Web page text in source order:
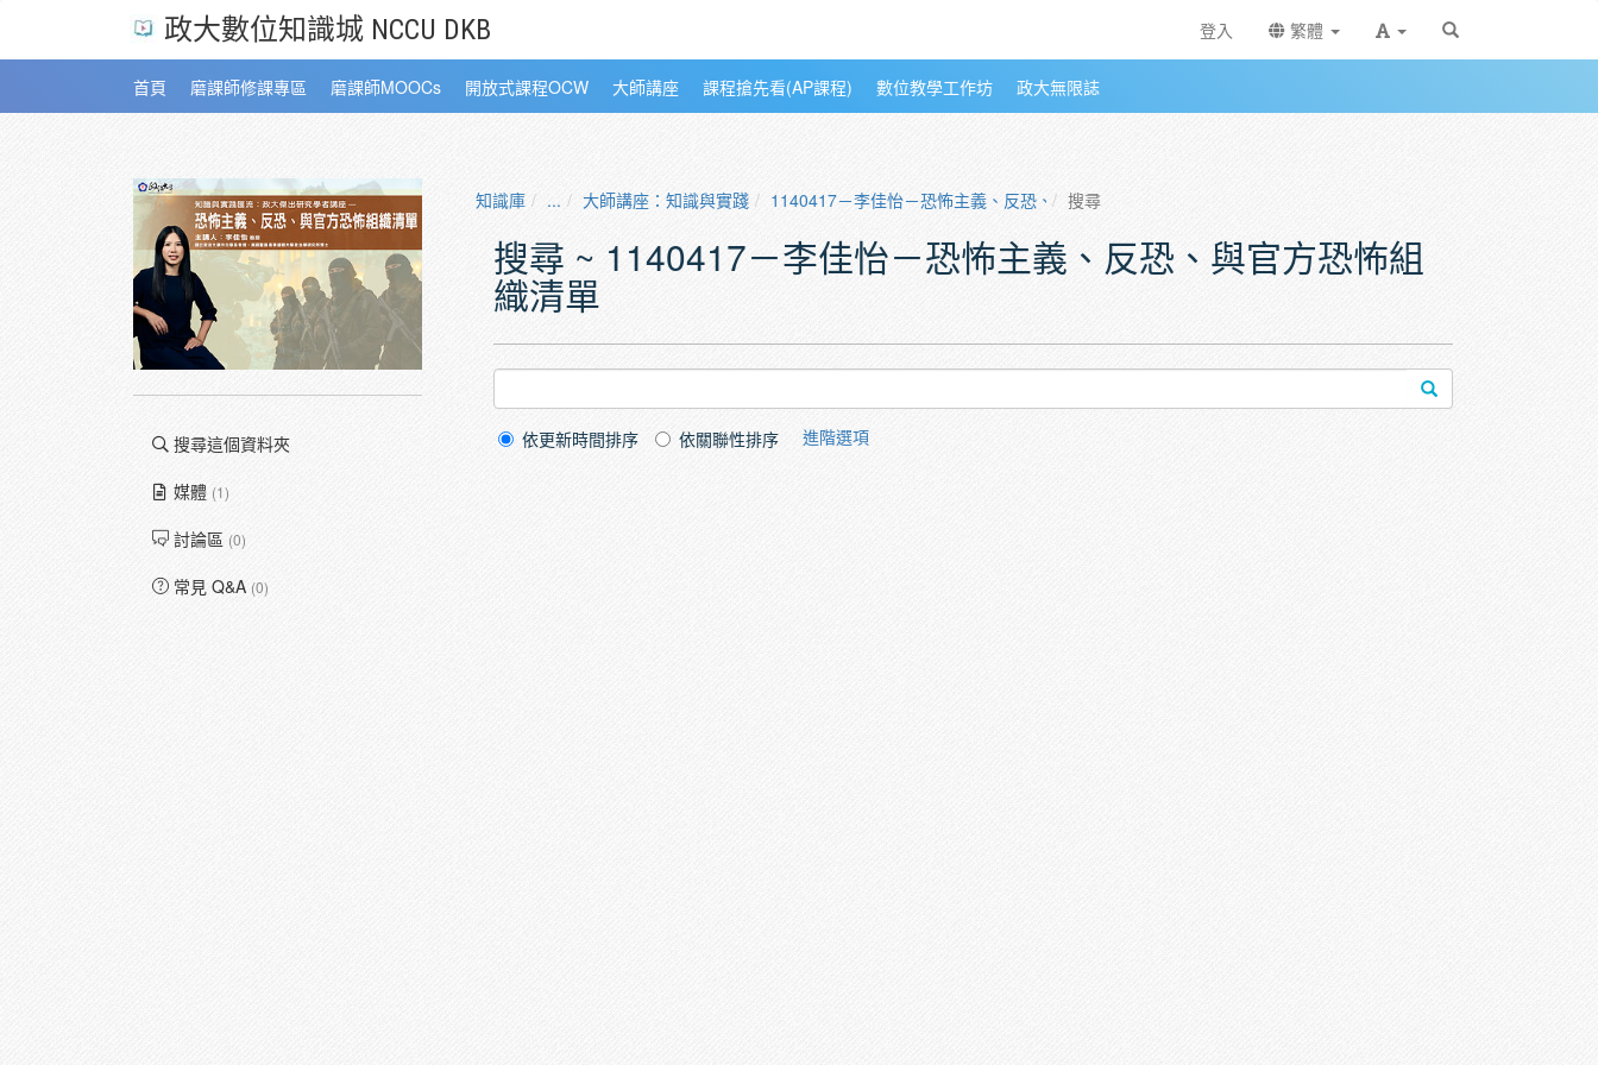
政大數位知識城 NCCU DKB 登入 繁體
首頁 磨課師修課專區 磨課師MOOCs 開放式課程OCW 大師講座 課程搶先看(AP課程) 數位教學工作坊 政大無限誌
搜尋這個資料夾
媒體 (1)
討論區 (0)
常見 Q&A (0)
知識庫 ... 大師講座：知識與實踐 1140417－李佳怡－恐怖主義、反恐、與官方恐怖組織清單
搜尋
搜尋 ~ 1140417－李佳怡－恐怖主義、反恐、與官方恐怖組
織清單
依更新時間排序 依關聯性排序 進階選項